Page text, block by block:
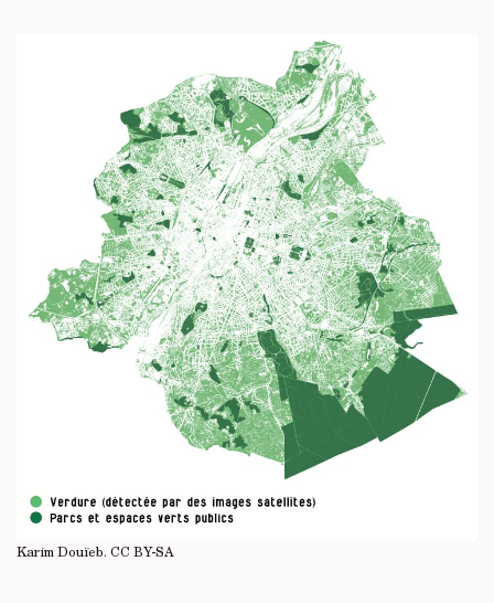
Karim Douïeb. CC BY-SA